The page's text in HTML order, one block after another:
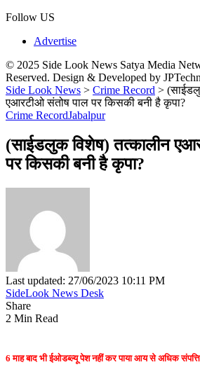
Follow US
Advertise
© 2025 Side Look News Satya Media
Reserved. Design & Developed by
Side Look News > Crime Record >
एआरटीओ संतोष पाल पर किसकी बनी है कृपा?
Crime RecordJabalpur
(साईडलुक विशेष) तत्कालीन
पर किसकी बनी है कृपा?
Last updated: 27/06/2023 10:11 PM
SideLook News Desk
Share
2 Min Read
6 माह बाद भी ईओडब्ल्यू पेश नहीं कर पाया आय से अधिक संपत्ति